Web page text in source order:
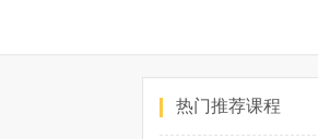
热门推荐课程